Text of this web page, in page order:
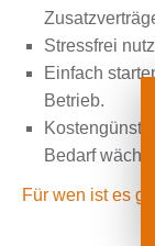
Stressfrei
Einfach
Betrieb.
Bedarf wächst.
Für wen ist es